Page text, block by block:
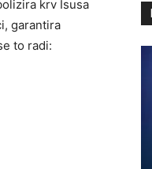
krv Isusa
garantira
to radi: